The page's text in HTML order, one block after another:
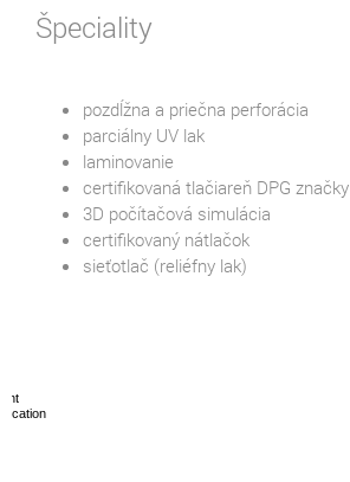
Špeciality
pozdĺžna a priečna perforácia
parciálny UV lak
laminovanie
certifikovaná tlačiareň DPG značky
3D počítačová simulácia
certifikovaný nátlačok
sieťotlač (reliéfny lak)